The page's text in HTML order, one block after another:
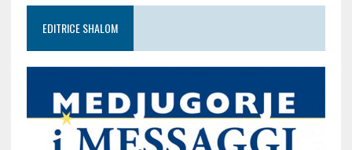
EDITRICE SHALOM